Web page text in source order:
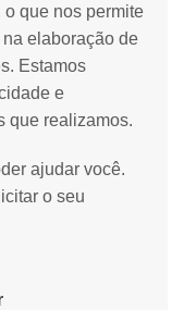
que nos permite
elaboração de
Estamos
e
que realizamos.
ajudar você.
o seu